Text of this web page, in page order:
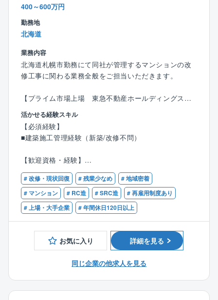
東急コミュニティーは技術力を活かして、お客様の建
物を見守ります。
価値を落とさずに建物を適切にメンテナンスすること
ながります。
資産価値を維持・向上させながら、トータルコストを
抑えるご提案をいたします。
400～600万円
勤務地
北海道
業務内容
北海道札幌市勤務にて同社が管理するマンションの改
修工事に関わる業務全般をご担当いただきます。
【プライム市場上場 東急不動産ホールディングスグ
ループ】
お客様から選び続けられるために同社は、「安心」
「安全/快適」そして「上質」なサービスの提供を通じ
て、お客さまの未来価値創造をお手伝いする最良のパ
まいります。
【具体的には】
■同社が管理するマンションの改修工事に関わる業務全
般
■屋上防水、外壁等の改修工事/大規模修繕工事の見積
作成、組合提案～施工管理
■管理組合などとの打ち合わせ、入居者対応
■工事発生に伴い、大規模修繕工事担当に引き継ぎ
ての工事受注に向けた提案業務やプレゼンがメインで
活かせる経験スキル
【必須経験】
■建築施工管理経験（新築/改修不問）
【歓迎資格・経験】
■1級/2級建築施工管理技士
■一級/二級建築士
■マンション、ビルにおける工事提案のご経験をお持ち
の方
# 改修・現状回復 # 残業少なめ
# 地域密着
# マンション
# RC造 # SRC造
# 再雇用制度あり
# 上場・大手企業
# 年間休日120日以上
お気に入り 詳細を見る
同じ企業の他求人を見る